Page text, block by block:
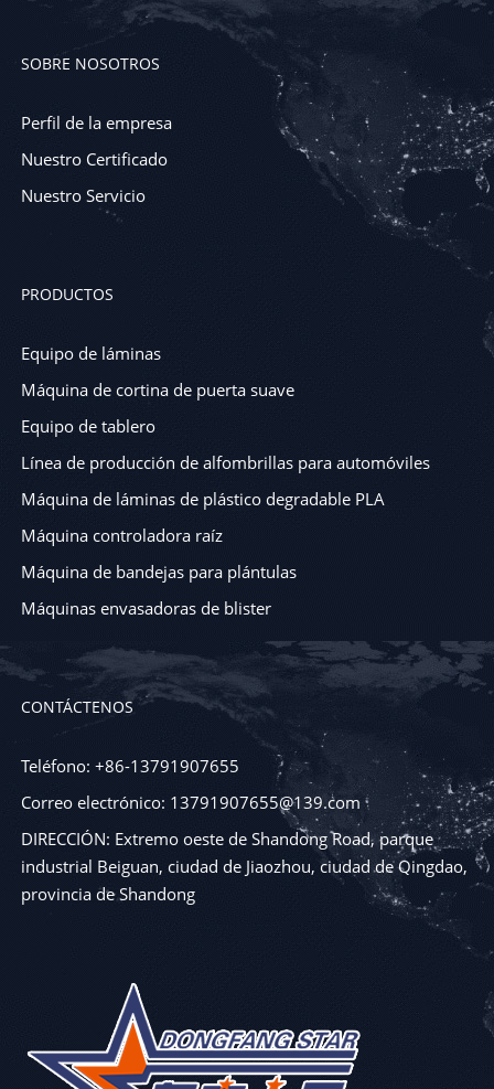
SOBRE NOSOTROS
Perfil de la empresa
Nuestro Certificado
Nuestro Servicio
PRODUCTOS
Equipo de láminas
Máquina de cortina de puerta suave
Equipo de tablero
Línea de producción de alfombrillas para automóviles
Máquina de láminas de plástico degradable PLA
Máquina controladora raíz
Máquina de bandejas para plántulas
Máquinas envasadoras de blister
CONTÁCTENOS
Teléfono: +86-13791907655
Correo electrónico: 13791907655@139.com
DIRECCIÓN: Extremo oeste de Shandong Road, parque
industrial Beiguan, ciudad de Jiaozhou, ciudad de Qingdao,
provincia de Shandong